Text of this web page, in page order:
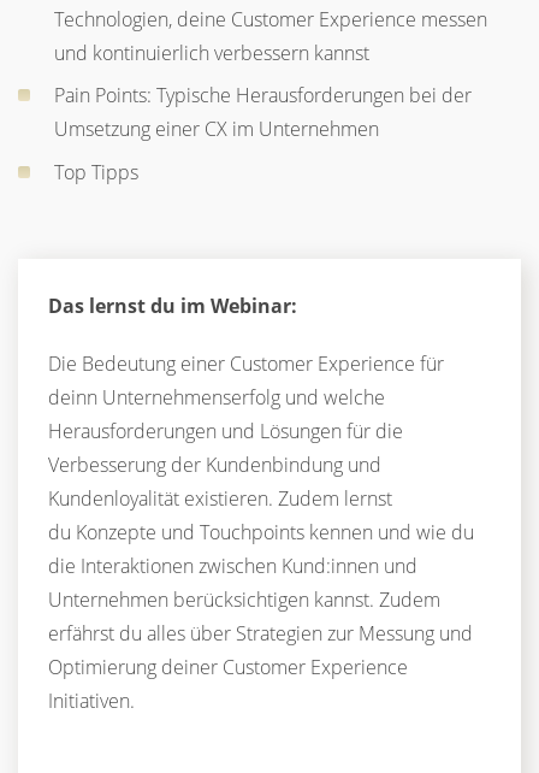
Technologien, deine Customer Experience messen
und kontinuierlich verbessern kannst
Pain Points: Typische Herausforderungen bei der
Umsetzung einer CX im Unternehmen
Top Tipps
Das lernst du im Webinar:
Die Bedeutung einer Customer Experience für
deinn Unternehmenserfolg und welche
Herausforderungen und Lösungen für die
Verbesserung der Kundenbindung und
Kundenloyalität existieren. Zudem lernst
du Konzepte und Touchpoints kennen und wie du
die Interaktionen zwischen Kund:innen und
Unternehmen berücksichtigen kannst. Zudem
erfährst du alles über Strategien zur Messung und
Optimierung deiner Customer Experience
Initiativen.